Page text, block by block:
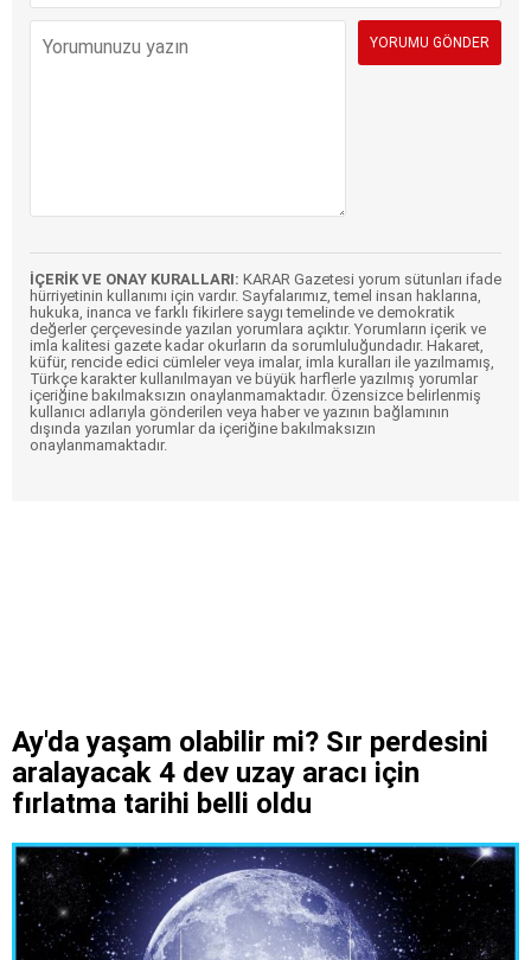
İÇERİK VE ONAY KURALLARI: KARAR Gazetesi yorum sütunları ifade
hürriyetinin kullanımı için vardır. Sayfalarımız, temel insan haklarına,
hukuka, inanca ve farklı fikirlere saygı temelinde ve demokratik
değerler çerçevesinde yazılan yorumlara açıktır. Yorumların içerik ve
imla kalitesi gazete kadar okurların da sorumluluğundadır. Hakaret,
küfür, rencide edici cümleler veya imalar, imla kuralları ile yazılmamış,
Türkçe karakter kullanılmayan ve büyük harflerle yazılmış yorumlar
içeriğine bakılmaksızın onaylanmamaktadır. Özensizce belirlenmiş
kullanıcı adlarıyla gönderilen veya haber ve yazının bağlamının
dışında yazılan yorumlar da içeriğine bakılmaksızın
onaylanmamaktadır.
Ay'da yaşam olabilir mi? Sır perdesini
aralayacak 4 dev uzay aracı için
fırlatma tarihi belli oldu